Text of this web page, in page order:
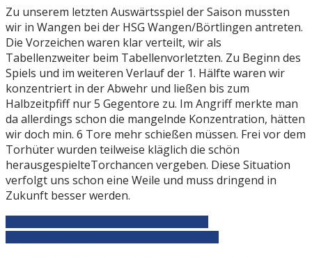
Zu unserem letzten Auswärtsspiel der Saison mussten
wir in Wangen bei der HSG Wangen/Börtlingen antreten.
Die Vorzeichen waren klar verteilt, wir als
Tabellenzweiter beim Tabellenvorletzten. Zu Beginn des
Spiels und im weiteren Verlauf der 1. Hälfte waren wir
konzentriert in der Abwehr und ließen bis zum
Halbzeitpfiff nur 5 Gegentore zu. Im Angriff merkte man
da allerdings schon die mangelnde Konzentration, hätten
wir doch min. 6 Tore mehr schießen müssen. Frei vor dem
Torhüter wurden teilweise kläglich die schön
herausgespielteTorchancen vergeben. Diese Situation
verfolgt uns schon eine Weile und muss dringend in
Zukunft besser werden.